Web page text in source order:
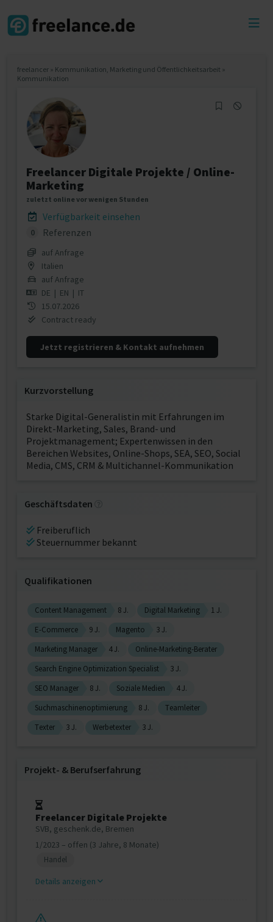
freelancer » Kommunikation, Marketing und Öffentlichkeitsarbeit »
Kommunikation
Freelancer Digitale Projekte / Online-
Marketing
zuletzt online vor wenigen Stunden
Verfügbarkeit einsehen
0 Referenzen
auf Anfrage
Italien
auf Anfrage
DE | EN | IT
15.07.2026
Contract ready
Jetzt registrieren & Kontakt aufnehmen
Kurzvorstellung
Starke Digital-Generalistin mit Erfahrungen im
Direkt-Marketing, Sales, Brand- und
Projektmanagement; Expertenwissen in den
Bereichen Websites, Online-Shops, SEA, SEO, Social
Media, CMS, CRM & Multichannel-Kommunikation
Geschäftsdaten
Freiberuflich
Steuernummer bekannt
Qualifikationen
Content Management 8 J. Digital Marketing
1 J.
E-Commerce
9 J. Magento
3 J.
Marketing Manager
4 J.
Online-Marketing-Berater
Search Engine Optimization Specialist
3 J.
SEO Manager
8 J. Soziale Medien
4 J.
Suchmaschinenoptimierung
8 J.
Teamleiter
Texter
3 J. Werbetexter 3 J.
Projekt‐ & Berufserfahrung
Freelancer Digitale Projekte
SVB, geschenk.de, Bremen
1/2023 – offen (3 Jahre, 8 Monate)
Handel
Details anzeigen